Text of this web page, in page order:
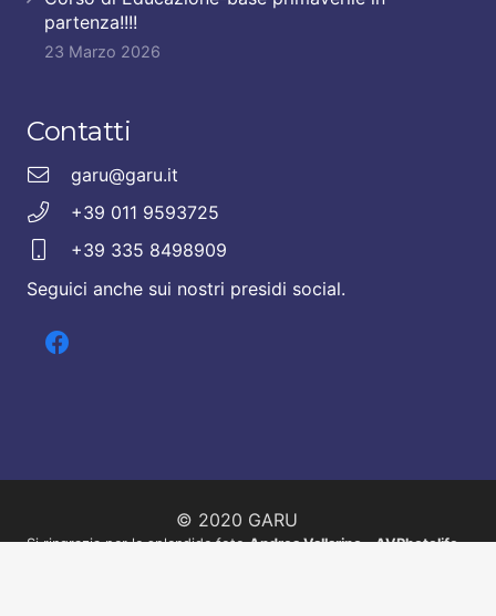
partenza!!!!
23 Marzo 2026
Contatti
garu@garu.it
+39 011 9593725
+39 335 8498909
Seguici anche sui nostri presidi social.
© 2020 GARU
Si ringrazia per le splendide fotoAndrea Vallarino – AVPhotolife